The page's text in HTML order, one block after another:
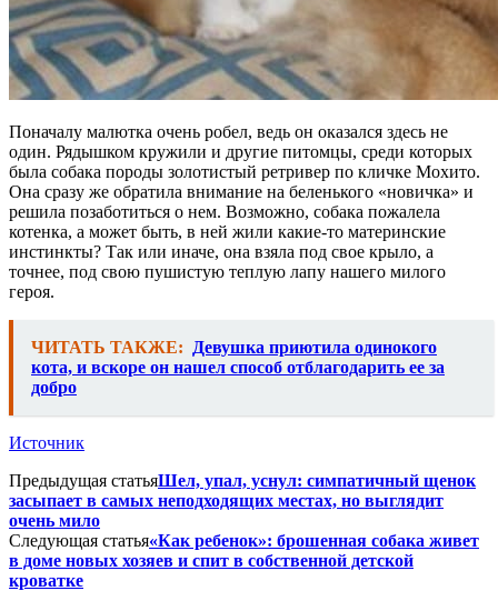
Поначалу малютка очень робел, ведь он оказался здесь не
один. Рядышком кружили и другие питомцы, среди которых
была собака породы золотистый ретривер по кличке Мохито.
Она сразу же обратила внимание на беленького «новичка» и
решила позаботиться о нем. Возможно, собака пожалела
котенка, а может быть, в ней жили какие-то материнские
инстинкты? Так или иначе, она взяла под свое крыло, а
точнее, под свою пушистую теплую лапу нашего милого
героя.
ЧИТАТЬ ТАКЖЕ:
Девушка приютила одинокого
кота, и вскоре он нашел способ отблагодарить ее за
добро
Источник
Предыдущая статьяШел, упал, уснул: симпатичный щенок
засыпает в самых неподходящих местах, но выглядит
очень мило
Следующая статья«Как ребенок»: брошенная собака живет
в доме новых хозяев и спит в собственной детской
кроватке